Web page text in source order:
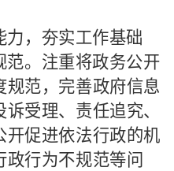
力，夯实工作基础
。 注重将政务公开
规范，完善政府信息
受理、责任追究、
开促进依法行政的机
政行为不规范等问